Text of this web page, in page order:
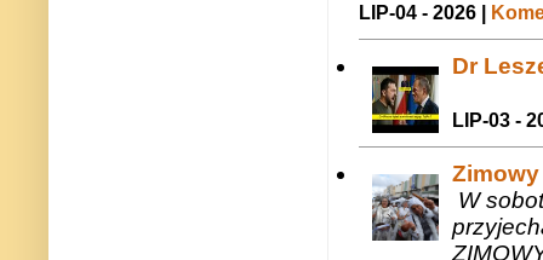
LIP-04 - 2026 |
Dr
LIP-03 -
W